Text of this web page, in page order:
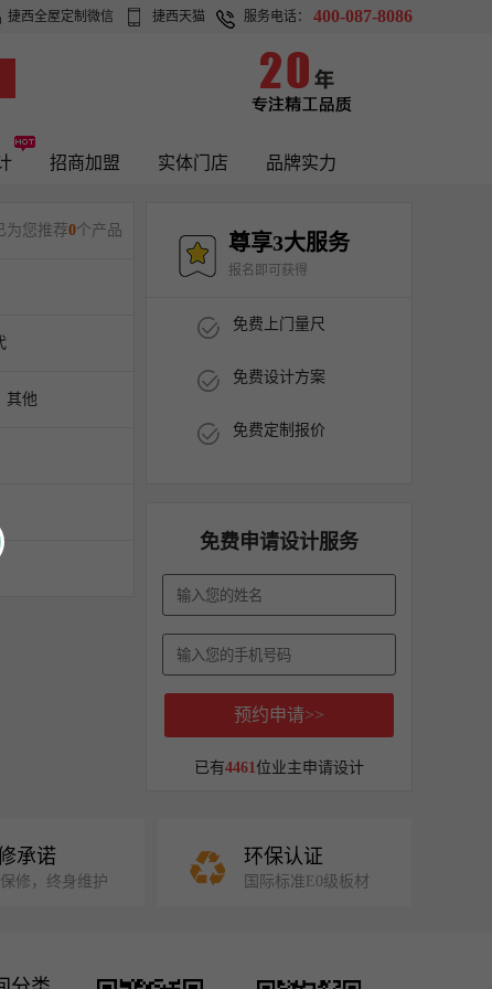
捷西全屋定制微信 捷西天猫 服务电话： 400-087-8086
招商加盟 实体门店 品牌实力
为您推荐0个产品
其他
尊享3大服务
报名即可获得
免费上门量尺
免费设计方案
免费定制报价
免费申请设计服务
预约申请>>
已有4461位业主申请设计
承诺
修，终身维护
环保认证
国际标准E0级板材